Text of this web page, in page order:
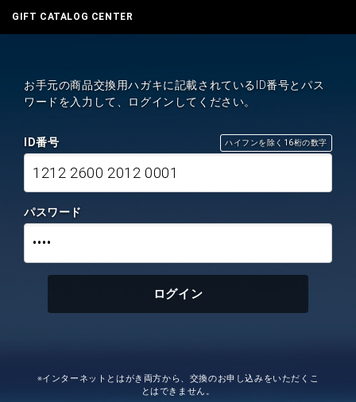
GIFT CATALOG CENTER
お手元の商品交換用ハガキに記載されているID番号とパス
ワードを入力して、ログインしてください。
ID番号 ハイフンを除く16桁の数字
1212 2600 2012 0001
パスワード
※インターネットとはがき両方から、交換のお申し込みをいただくこ
とはできません。